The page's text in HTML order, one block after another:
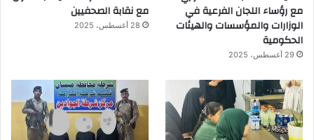
مع رؤساء اللجان الفرعية في
الوزارات والمؤسسات والهيئات
الحكومية
29 أغسطس، 2025
مع نقابة الصحفيين
28 أغسطس، 2025